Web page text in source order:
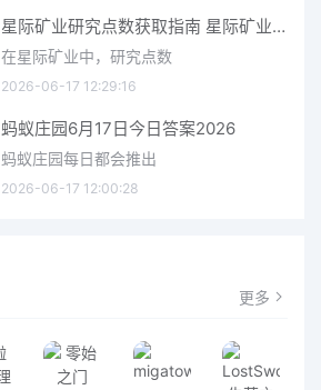
星际矿业研究点数获取指南 星际矿业研究点数获取方法
在星际矿业中，研究点数
2026-06-17 12:29:16
蚂蚁庄园6月17日今日答案2026
蚂蚁庄园每日都会推出
2026-06-17 12:00:28
更多